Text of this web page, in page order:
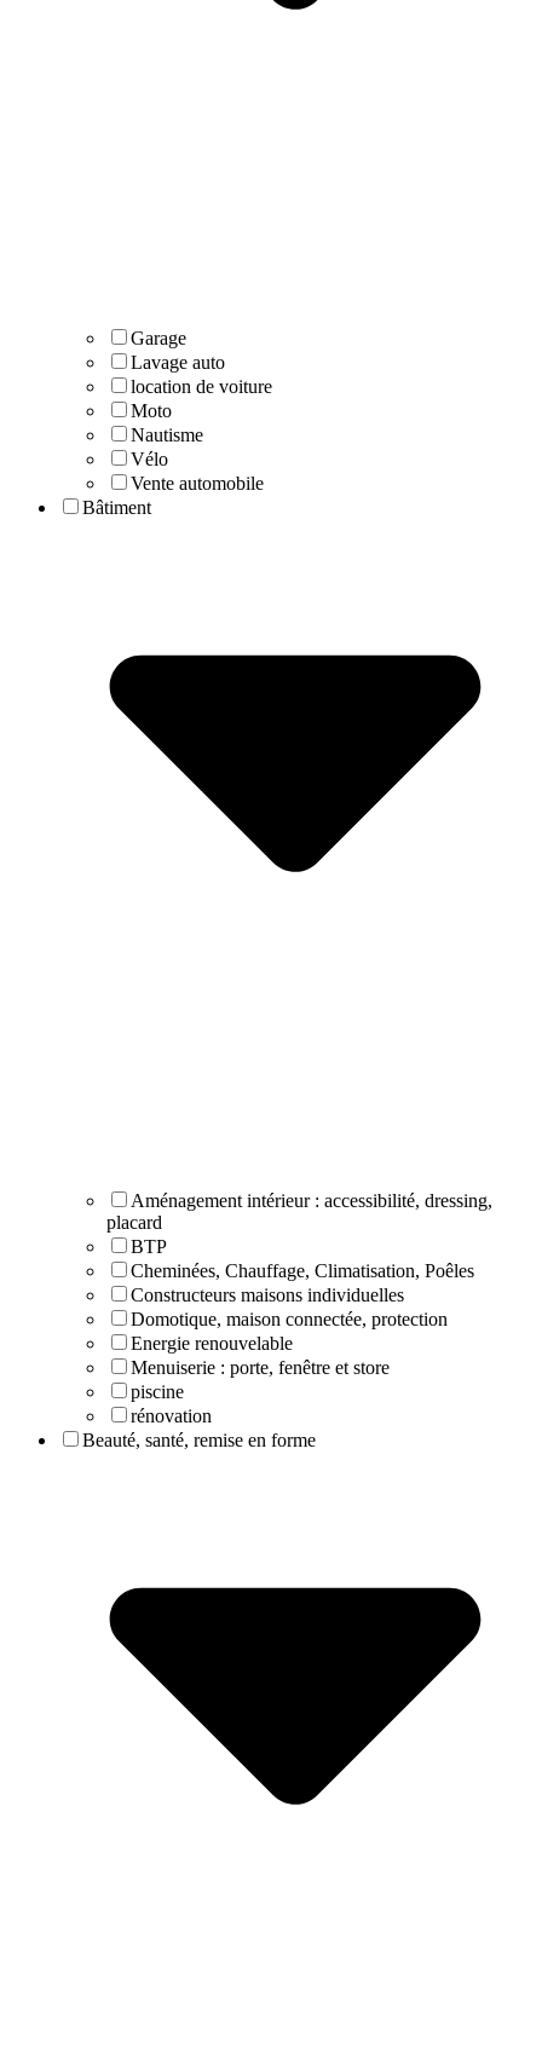
Garage
Lavage auto
location de voiture
Moto
Nautisme
Vélo
Vente automobile
Bâtiment
Aménagement intérieur : accessibilité, dressing,
placard
BTP
Cheminées, Chauffage, Climatisation, Poêles
Constructeurs maisons individuelles
Domotique, maison connectée, protection
Energie renouvelable
Menuiserie : porte, fenêtre et store
piscine
rénovation
Beauté, santé, remise en forme